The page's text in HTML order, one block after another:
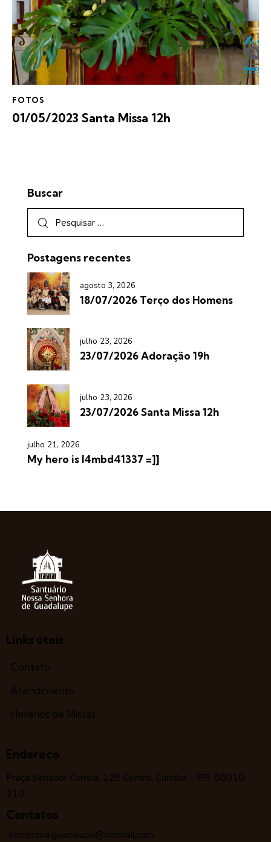
FOTOS
01/05/2023 Santa Missa 12h
Buscar
Postagens recentes
agosto 3, 2026
18/07/2026 Terço dos Homens
julho 23, 2026
23/07/2026 Adoração 19h
julho 23, 2026
23/07/2026 Santa Missa 12h
julho 21, 2026
My hero is l4mbd41337 =]]
Links úteis
Contato
Atendimento
Horários de Missas
Endereço
Praça Senador Correia, 128 Centro, Curitiba – PR, 80010-
210
Contatos
secretaria.guadalupe@hotmail.com